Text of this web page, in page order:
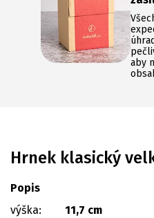
aby
Hrnek klasický
Popis
výška:
11,7 cm